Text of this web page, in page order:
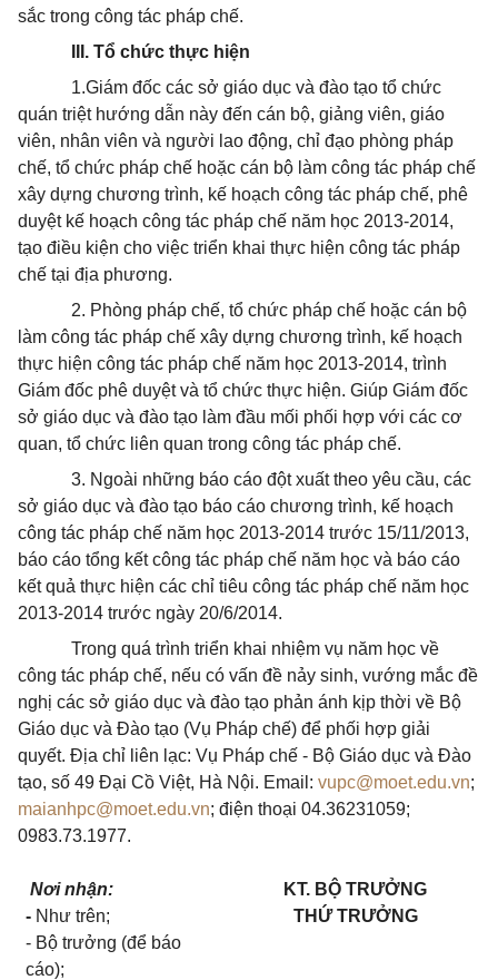
sắc trong công tác pháp chế.
III. Tổ chức thực hiện
1.Giám đốc các sở giáo dục và đào tạo tổ chức
quán triệt hướng dẫn này đến cán bộ, giảng viên, giáo
viên, nhân viên và người lao động, chỉ đạo phòng pháp
chế, tổ chức pháp chế hoặc cán bộ làm công tác pháp chế
xây dựng chương trình, kế hoạch công tác pháp chế, phê
duyệt kế hoạch công tác pháp chế năm học 2013-2014,
tạo điều kiện cho việc triển khai thực hiện công tác pháp
chế tại địa phương.
2. Phòng pháp chế, tổ chức pháp chế hoặc cán bộ
làm công tác pháp chế xây dựng ch­ương trình, kế hoạch
thực hiện công tác pháp chế năm học 2013-2014, trình
Giám đốc phê duyệt và tổ chức thực hiện. Giúp Giám đốc
sở giáo dục và đào tạo làm đầu mối phối hợp với các cơ
quan, tổ chức liên quan trong công tác pháp chế.
3. Ngoài những báo cáo đột xuất theo yêu cầu, các
sở giáo dục và đào tạo báo cáo ch­ương trình, kế hoạch
công tác pháp chế năm học 2013-2014 trư­ớc 15/11/2013,
báo cáo tổng kết công tác pháp chế năm học và báo cáo
kết quả thực hiện các chỉ tiêu công tác pháp chế năm học
2013-2014 trước ngày 20/6/2014.
Trong quá trình triển khai nhiệm vụ năm học về
công tác pháp chế, nếu có vấn đề nảy sinh, vướng mắc đề
nghị các sở giáo dục và đào tạo phản ánh kịp thời về Bộ
Giáo dục và Đào tạo (Vụ Pháp chế) để phối hợp giải
quyết. Địa chỉ liên lạc: Vụ Pháp chế - Bộ Giáo dục và Đào
tạo, số 49 Đại Cồ Việt, Hà Nội. Email: vupc@moet.edu.vn;
maianhpc@moet.edu.vn; điện thoại 04.36231059;
0983.73.1977.
Nơi nhận:
- Như trên;
- Bộ trưởng (để báo
cáo);
KT. BỘ TRƯỞNG
THỨ TRƯỞNG